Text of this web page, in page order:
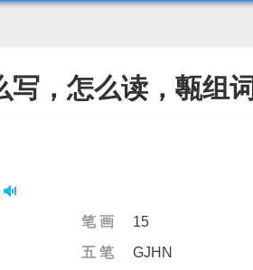
写，怎么读，甎组词
笔 画 15
五 笔 GJHN